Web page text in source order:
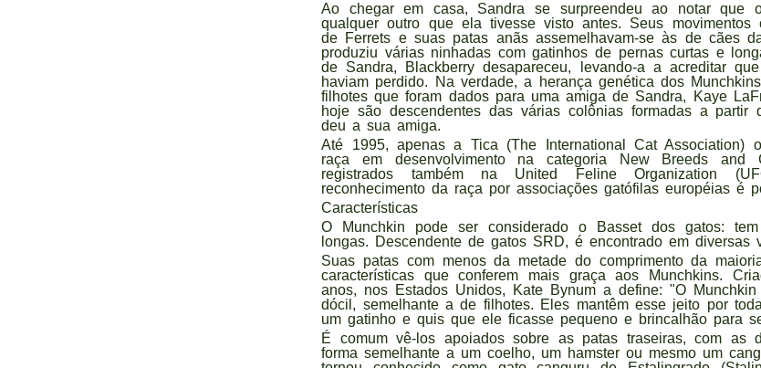
Ao chegar em casa, Sandra se surpreendeu ao notar que
qualquer outro que ela tivesse visto antes. Seus movimentos
de Ferrets e suas patas anãs assemelhavam-se às de cães
produziu várias ninhadas com gatinhos de pernas curtas e
de Sandra, Blackberry desapareceu, levando-a a acreditar
haviam perdido. Na verdade, a herança genética dos
filhotes que foram dados para uma amiga de Sandra, Kaye
hoje são descendentes das várias colônias formadas a partir
deu a sua amiga.
Até 1995, apenas a Tica (The International Cat Association)
raça em desenvolvimento na categoria New Breeds and
registrados também na United Feline Organization
reconhecimento da raça por associações gatófilas européias é
Características
O Munchkin pode ser considerado o Basset dos gatos:
longas. Descendente de gatos SRD, é encontrado em diversas
Suas patas com menos da metade do comprimento da
características que conferem mais graça aos Munchkins.
anos, nos Estados Unidos, Kate Bynum a define: "O
dócil, semelhante a de filhotes. Eles mantêm esse jeito por
um gatinho e quis que ele ficasse pequeno e brincalhão para
É comum vê-los apoiados sobre as patas traseiras, com as
forma semelhante a um coelho, um hamster ou mesmo um